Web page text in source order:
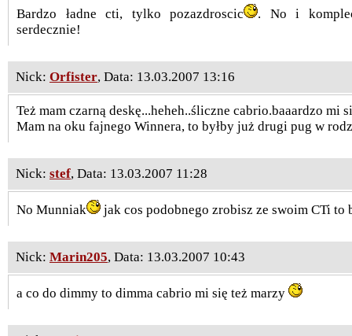
Bardzo ładne cti, tylko pozazdroscic
. No i
serdecznie!
Nick: Orfister, Data: 13.03.2007 13:16
Też mam czarną deskę...heheh..śliczne cabrio.baaardzo mi
Mam na oku fajnego Winnera, to byłby już drugi pug w
Nick: stef, Data: 13.03.2007 11:28
No Munniak jak cos podobnego zrobisz ze swoim CTi to
Nick: Marin205, Data: 13.03.2007 10:43
a co do dimmy to dimma cabrio mi się też marzy